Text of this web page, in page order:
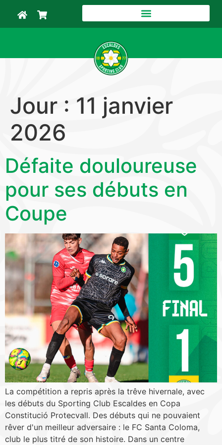
Jour : 11 janvier
2026
Défaite douloureuse
pour ses débuts en
Coupe
La compétition a repris après la trêve hivernale, avec
les débuts du Sporting Club Escaldes en Copa
Constitució Protecvall. Des débuts qui ne pouvaient
rêver d'un meilleur adversaire : le FC Santa Coloma,
club le plus titré de son histoire. Dans un centre